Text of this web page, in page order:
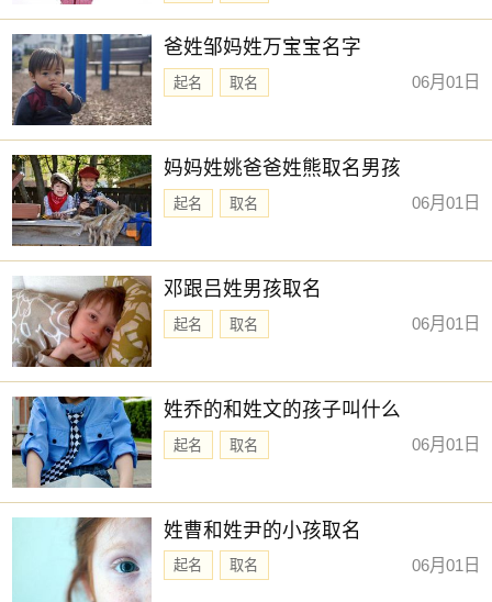
爸姓邹妈姓万宝宝名字
起名 取名 06月01日
妈妈姓姚爸爸姓熊取名男孩
起名 取名 06月01日
邓跟吕姓男孩取名
起名 取名 06月01日
姓乔的和姓文的孩子叫什么
起名 取名 06月01日
姓曹和姓尹的小孩取名
起名 取名 06月01日